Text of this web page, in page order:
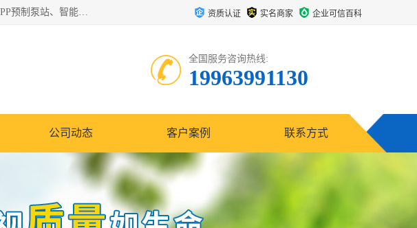
青岛铭源环保科技有限公司是一家专注于环保与智慧水务领域的先进科技企业，公司专注于云智能一体化HMPP预制泵站、智能截流井设备、调蓄池雨洪管理设备、水务循环利用、云智慧水务开发及新型环保技术研发等领域。 资质认证 实名商家 企业可信百科
全国服务咨询热线:
19963991130
公司动态 客户案例 联系方式